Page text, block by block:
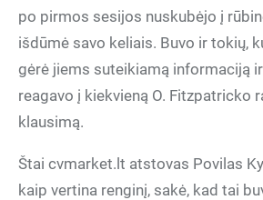
po pirmos sesijos nuskubėjo į
išdūmė savo keliais. Buvo ir tokių,
gėrė jiems suteikiamą informaciją
reagavo į kiekvieną O. Fitzpatricko
klausimą.
Štai cvmarket.lt atstovas Povilas
kaip vertina renginį, sakė, kad tai